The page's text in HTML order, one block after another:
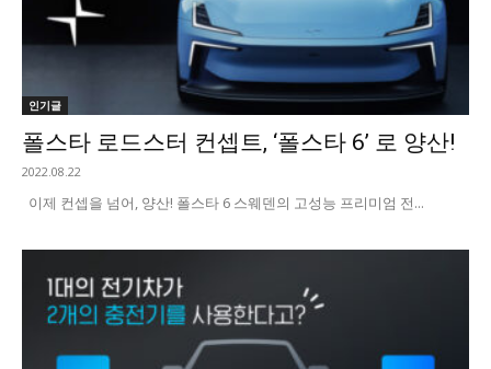
인기글
폴스타 로드스터 컨셉트, ‘폴스타 6’ 로 양산!
2022.08.22
이제 컨셉을 넘어, 양산! 폴스타 6 스웨덴의 고성능 프리미엄 전...